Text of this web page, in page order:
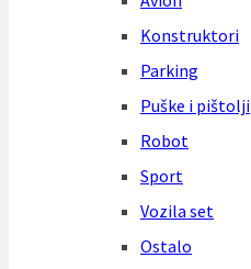
Konstruktori
Parking
Puške i pištolji
Robot
Sport
Vozila set
Ostalo